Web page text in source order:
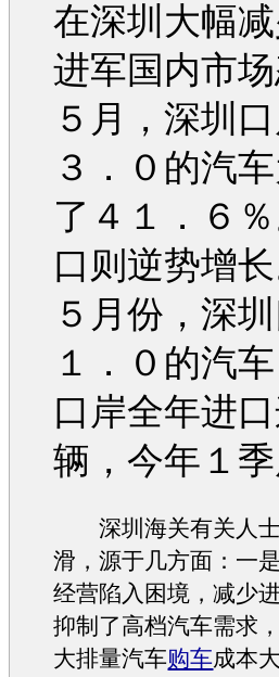
在深圳大幅
进军国内市
５月，深圳
３．０的汽车
了４１．６
口则逆势增
５月份，深
１．０的汽车
口岸全年进
辆，今年１
深圳海关有关人士
滑，源于几方面：一
经营陷入困境，减少
抑制了高档汽车需求
大排量汽车购车成本